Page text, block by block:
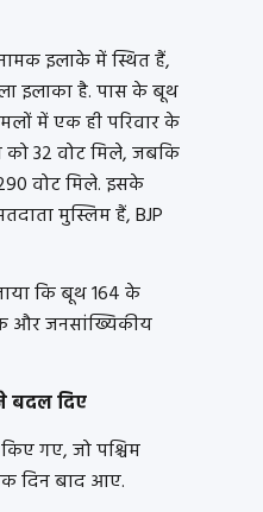
इलाके में स्थित हैं,
इलाका है. पास के बूथ
में एक ही परिवार के
को 32 वोट मिले, जबकि
वोट मिले. इसके
मुस्लिम हैं, BJP
कि बूथ 164 के
और जनसांख्यिकीय
बदल दिए
गए, जो पश्चिम
दिन बाद आए.